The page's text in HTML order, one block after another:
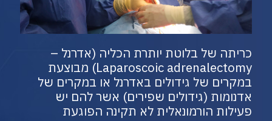
כריתה של בלוטת יותרת הכליה (אדרנל –
Laparoscoic adrenalectomy) מבוצעת
במקרים של גידולים באדרנל או במקרים של
אדנומות (גידולים שפירים) אשר להם יש
פעילות הורמונאלית לא תקינה הפוגעת